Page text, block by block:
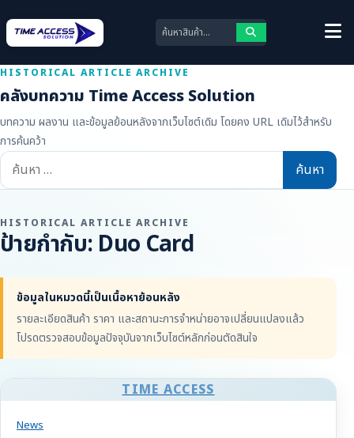
HISTORICAL ARTICLE ARCHIVE
คลังบทความ Time Access Solution
บทความ ผลงาน และข้อมูลย้อนหลังจากเว็บไซต์เดิม โดยคง URL เดิมไว้สำหรับ
การค้นคว้า
ค้นหา
สำหรับ:
HISTORICAL ARTICLE ARCHIVE
ป้ายกำกับ: Duo Card
ข้อมูลในหมวดนี้เป็นเนื้อหาย้อนหลัง
รายละเอียดสินค้า ราคา และสถานะการจำหน่ายอาจเปลี่ยนแปลงแล้ว
โปรดตรวจสอบข้อมูลปัจจุบันจากเว็บไซต์หลักก่อนตัดสินใจ
TIME ACCESS
News